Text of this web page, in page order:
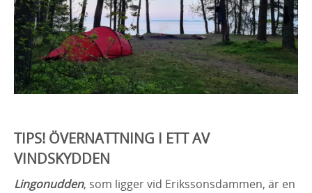
TIPS! ÖVERNATTNING I ETT AV
VINDSKYDDEN
Lingonudden, som ligger vid Erikssonsdammen, är en